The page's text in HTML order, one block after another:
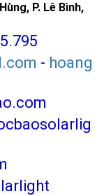
P. Lê Bình,
- hoang